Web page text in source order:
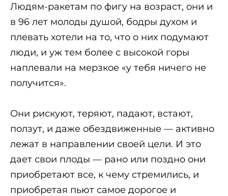
Людям-ракетам по фигу на возраст, они и
в 96 лет молоды душой, бодры духом и
плевать хотели на то, что о них подумают
люди, и уж тем более с высокой горы
наплевали на мерзкое «у тебя ничего не
получится».
Они рискуют, теряют, падают, встают,
ползут, и даже обездвиженные — активно
лежат в направлении своей цели. И это
дает свои плоды — рано или поздно они
приобретают все, к чему стремились, и
приобретая пьют самое дорогое и